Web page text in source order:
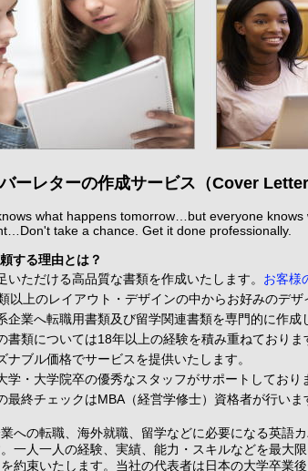
ーレターの作成サービス（Cover
what happens tomorrow…but everyone
take a chance. Get it done professionally.
する理由とは？
いただける高品質な書類を作成いたします。 お客様
以上のレイアウト・デザインの中からお好みのデザ
企業へ転職用書類及び留学関連書類を専門的に作成
書類については18年以上の経験を積み重ねておりま
ナブル価格でサービスを提供いたします。
学・大学院卒の優秀なスタッフがサポートしており
最終チェックはMBA（経営学修士）資格者が行いま
への転職、海外就職、留学などに必要になる英語
一人一人の経験、実績、能力・スキルなどを最大
約束いたします。当社の代表者は日本の大学卒業